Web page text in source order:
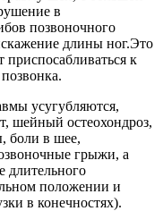
в
позвоночного
длины ног.Это
приспосабливаться к
усугубляются,
шейный остеохондроз,
боли в шее,
грыжи, а
длительного
положении и
в конечностях).